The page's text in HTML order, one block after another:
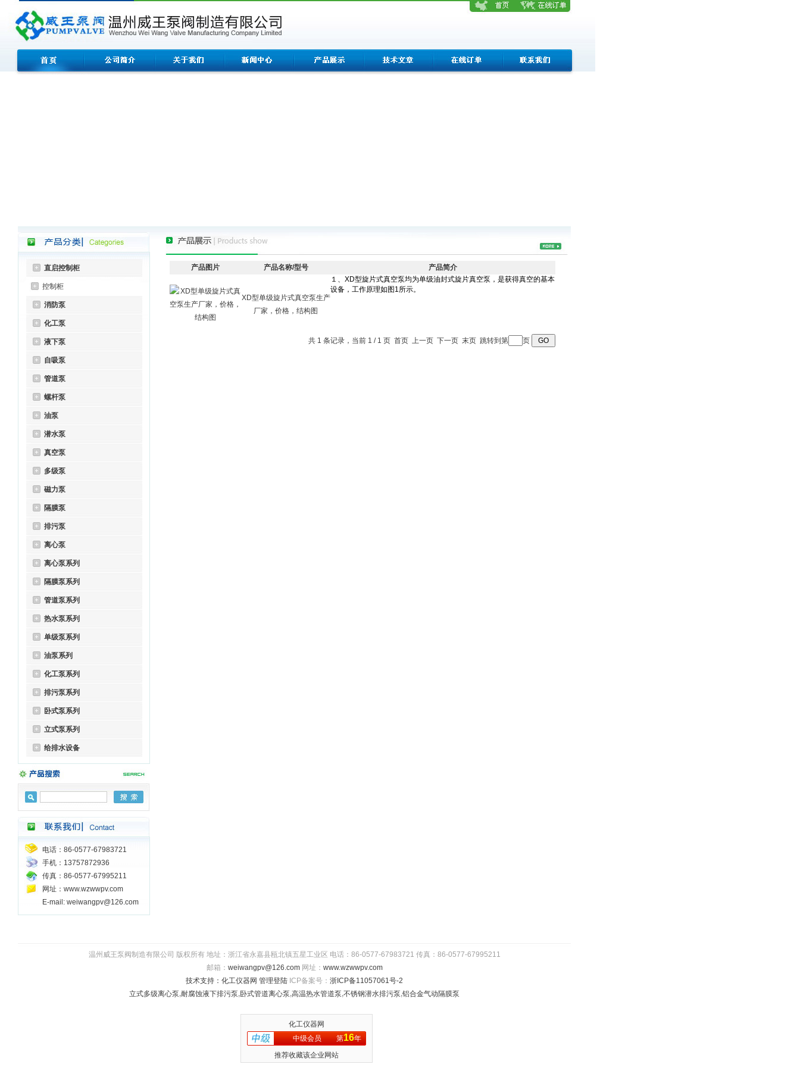
直启控制柜
控制柜
消防泵
化工泵
液下泵
自吸泵
管道泵
螺杆泵
油泵
潜水泵
真空泵
多级泵
磁力泵
隔膜泵
排污泵
离心泵
离心泵系列
隔膜泵系列
管道泵系列
热水泵系列
单级泵系列
油泵系列
化工泵系列
排污泵系列
卧式泵系列
立式泵系列
给排水设备
电话：86-0577-67983721
手机：13757872936
传真：86-0577-67995211
网址：www.wzwwpv.com
E-mail: weiwangpv@126.com
产品图片 产品名称/型号 产品简介
XD型单级旋片式真空泵生产
厂家，价格，结构图
共 1 条记录，当前 1 / 1 页 首页 上一页 下一页 末页 跳转到第 页
温州威王泵阀制造有限公司 版权所有 地址：浙江省永嘉县瓯北镇五星工业区 电话：86-0577-67983721 传真：86-0577-67995211
邮箱： weiwangpv@126.com网址： www.wzwwpv.com
技术支持： 化工仪器网 管理登陆 ICP备案号： 浙ICP备11057061号-2
立式多级离心泵,耐腐蚀液下排污泵,卧式管道离心泵,高温热水管道泵,不锈钢潜水排污泵,铝合金气动隔膜泵
化工仪器网
中级会员
第16年
推荐收藏该企业网站